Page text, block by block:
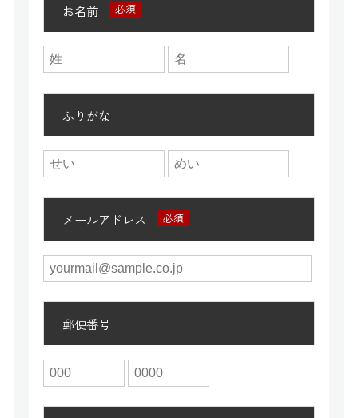
お名前
ふりがな
メールアドレス
郵便番号